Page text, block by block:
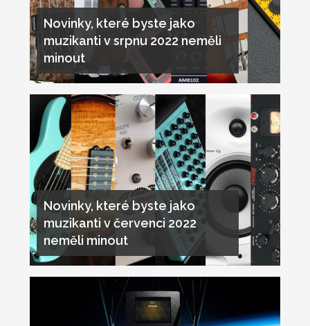
Novinky, které byste jako
muzikanti v srpnu 2022 neměli
minout
Novinky, které byste jako
muzikanti v červenci 2022
neměli minout